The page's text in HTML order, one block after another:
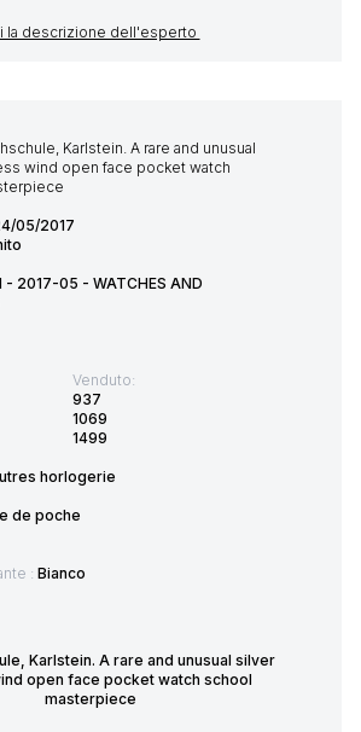
la descrizione dell'esperto
05/2017
2017-05 - WATCHES AND
Venduto:
937
1069
1499
horlogerie
de poche
: Bianco
Karlstein. A rare and unusual silver
open face pocket watch school
masterpiece